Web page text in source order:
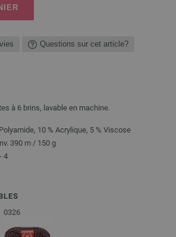
Questions sur cet article?
à 6 brins, lavable en machine.
10 % Acrylique, 5 % Viscose
390 m / 150 g
4
0326